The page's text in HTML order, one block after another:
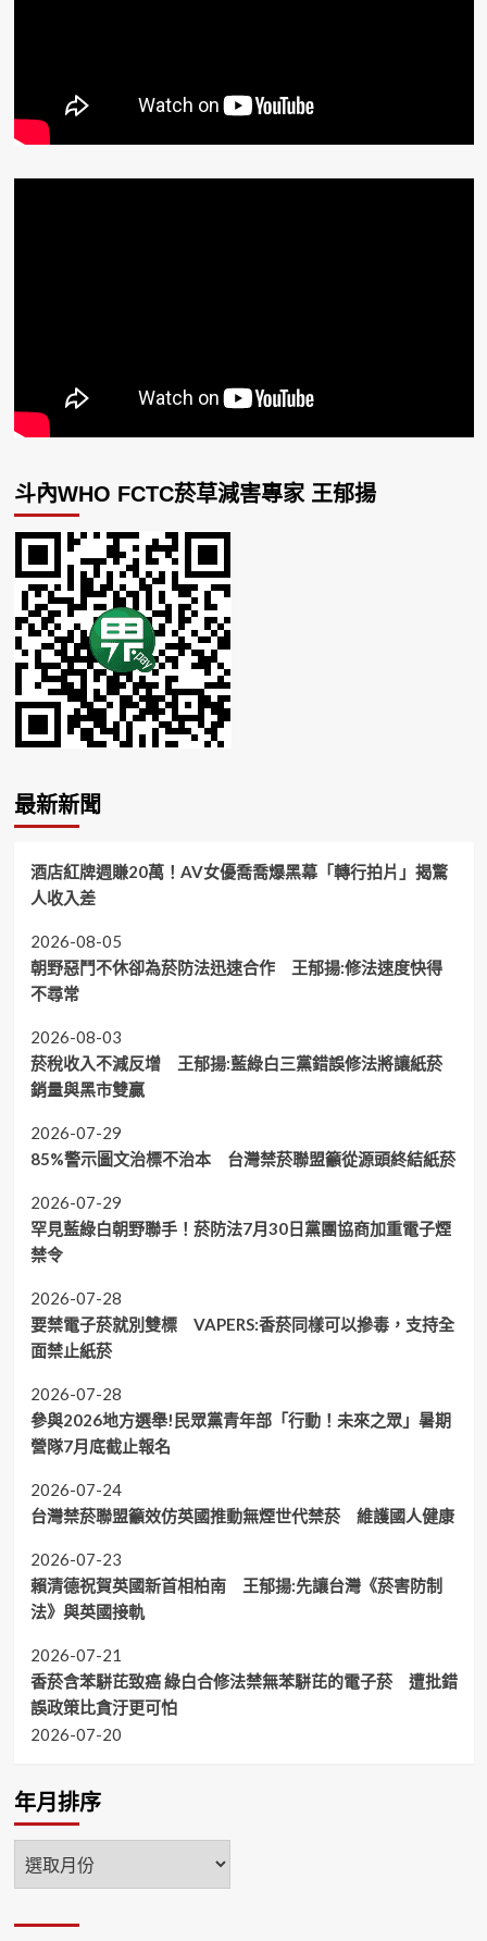
斗內WHO FCTC菸草減害專家 王郁揚
最新新聞
酒店紅牌週賺20萬！AV女優喬喬爆黑幕「轉行拍片」揭驚
人收入差
2026-08-05
朝野惡鬥不休卻為菸防法迅速合作 王郁揚:修法速度快得
不尋常
2026-08-03
菸稅收入不減反增 王郁揚:藍綠白三黨錯誤修法將讓紙菸
銷量與黑市雙贏
2026-07-29
85%警示圖文治標不治本 台灣禁菸聯盟籲從源頭終結紙菸
2026-07-29
罕見藍綠白朝野聯手！菸防法7月30日黨團協商加重電子煙
禁令
2026-07-28
要禁電子菸就別雙標 VAPERS:香菸同樣可以摻毒，支持全
面禁止紙菸
2026-07-28
參與2026地方選舉!民眾黨青年部「行動！未來之眾」暑期
營隊7月底截止報名
2026-07-24
台灣禁菸聯盟籲效仿英國推動無煙世代禁菸 維護國人健康
2026-07-23
賴清德祝賀英國新首相柏南 王郁揚:先讓台灣《菸害防制
法》與英國接軌
2026-07-21
香菸含苯駢芘致癌 綠白合修法禁無苯駢芘的電子菸 遭批錯
誤政策比貪汙更可怕
2026-07-20
年月排序
年
月
序